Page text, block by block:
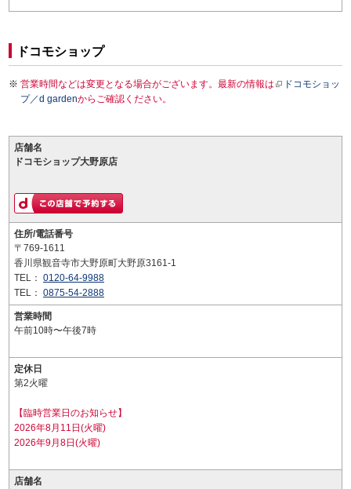
ドコモショップ
営業時間などは変更となる場合がございます。最新の情報は
ドコモショッ
プ／d gardenからご確認ください。
店舗名
ドコモショップ大野原店
住所/電話番号
〒769-1611
香川県観音寺市大野原町大野原3161-1
TEL： 0120-64-9988
TEL： 0875-54-2888
営業時間
午前10時〜午後7時
定休日
第2火曜
【臨時営業日のお知らせ】
2026年8月11日(火曜)
2026年9月8日(火曜)
店舗名